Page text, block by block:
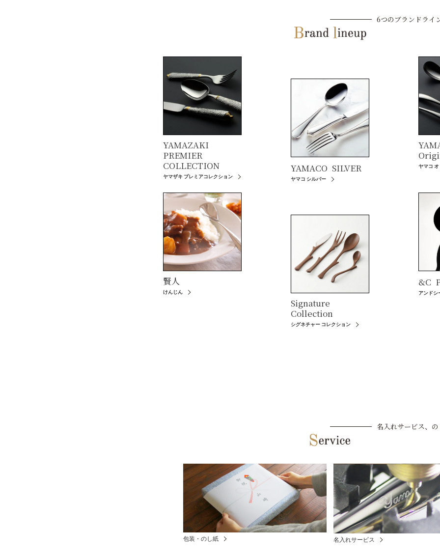
6つのブランドライ
YAMAZAKI
PREMIER
COLLECTION
ヤマザキ プレミアコレクション
YAMACO SILVER
ヤマコ シルバー
ヤマコ
賢人
けんじん
Signature
Collection
シグネチャー コレクション
&C
アンドシ
名入れサービス、
包装・のし紙 名入れサービス